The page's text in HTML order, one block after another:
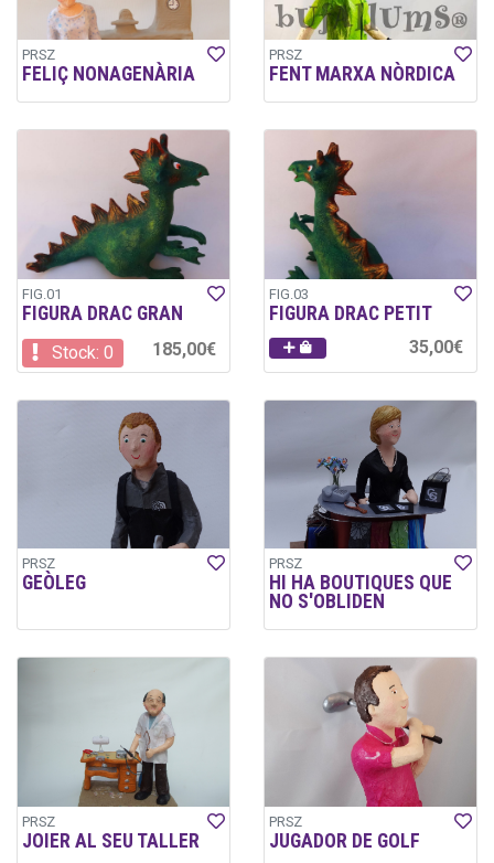
PRSZ
FELIÇ NONAGENÀRIA
PRSZ
FENT MARXA NÒRDICA
FIG.01
FIGURA DRAC GRAN
Stock: 0 185,00€
FIG.03
FIGURA DRAC PETIT
35,00€
PRSZ
GEÒLEG
PRSZ
HI HA BOUTIQUES QUE
NO S'OBLIDEN
PRSZ
JOIER AL SEU TALLER
PRSZ
JUGADOR DE GOLF